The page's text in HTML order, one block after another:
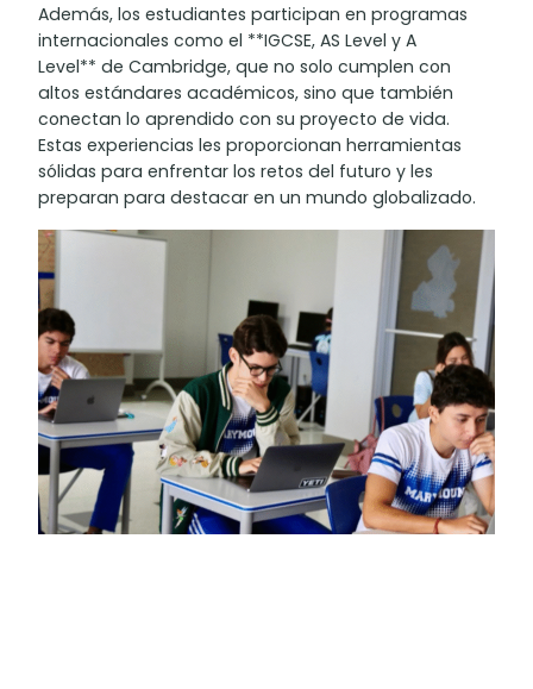
Además, los estudiantes participan en programas
internacionales como el **IGCSE, AS Level y A
Level** de Cambridge, que no solo cumplen con
altos estándares académicos, sino que también
conectan lo aprendido con su proyecto de vida.
Estas experiencias les proporcionan herramientas
sólidas para enfrentar los retos del futuro y les
preparan para destacar en un mundo globalizado.